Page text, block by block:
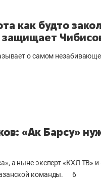
как будто
о самом
«Ак Барсу»
а ныне эксперт«КХЛ ТВ» и
команды.
6